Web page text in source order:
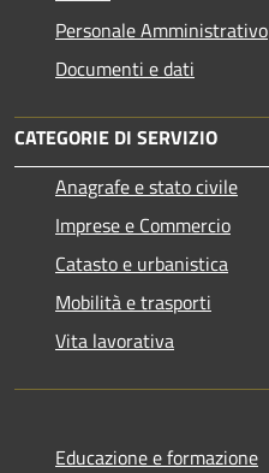
Personale Amministrativo
Documenti e dati
CATEGORIE DI SERVIZIO
Anagrafe e stato civile
Imprese e Commercio
Catasto e urbanistica
Mobilità e trasporti
Vita lavorativa
Educazione e formazione